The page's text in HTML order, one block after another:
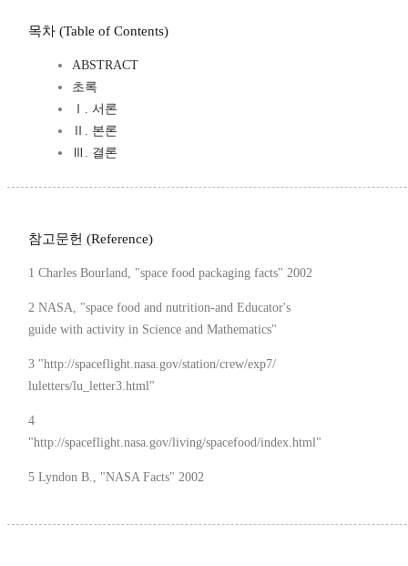
목차 (Table of Contents)
ABSTRACT
초록
Ⅰ. 서론
Ⅱ. 본론
Ⅲ. 결론
참고문헌 (Reference)
1 Charles Bourland, "space food packaging facts" 2002
2 NASA, "space food and nutrition-and Educator's
guide with activity in Science and Mathematics"
3 "http://spaceflight.nasa.gov/station/crew/exp7/
luletters/lu_letter3.html"
4
"http://spaceflight.nasa.gov/living/spacefood/index.html"
5 Lyndon B., "NASA Facts" 2002